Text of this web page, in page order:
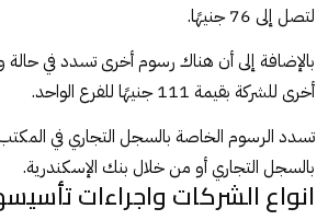
لتصل إلى 76 جنيهًا.
بالإضافة إلى أن هناك رسوم أخرى تسدد في
أخرى للشركة بقيمة 111 جنيهًا للفرع الواحد.
تسدد الرسوم الخاصة بالسجل التجاري في
بالسجل التجاري أو من خلال بنك الإسكندرية.
انواع الشركات واجراءات